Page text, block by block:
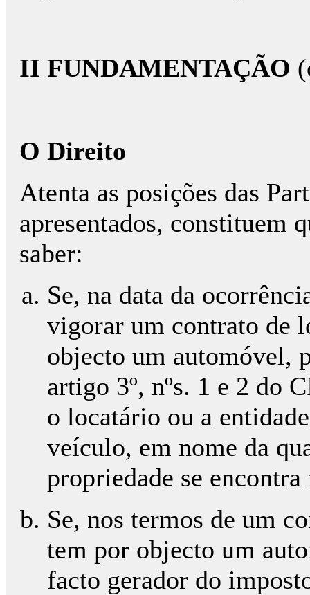
II FUNDAMENTAÇÃO
O Direito
Atenta as posições das
apresentados, constituem
saber:
Se, na data da
vigorar um contrato de
objecto um automóvel,
artigo 3º, nºs. 1 e 2 do
o locatário ou a
veículo, em nome da
propriedade se
Se, nos termos de um
tem por objecto um
facto gerador do